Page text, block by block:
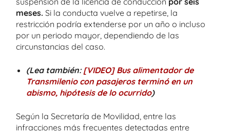
meses. Si la conducta vuelve a repetirse, la
restricción podría extenderse por un año o incluso
por un periodo mayor, dependiendo de las
circunstancias del caso.
(Lea también: [VIDEO] Bus alimentador de
Transmilenio con pasajeros terminó en un
abismo, hipótesis de lo ocurrido)
Según la Secretaría de Movilidad, entre las
infracciones más frecuentes detectadas entre